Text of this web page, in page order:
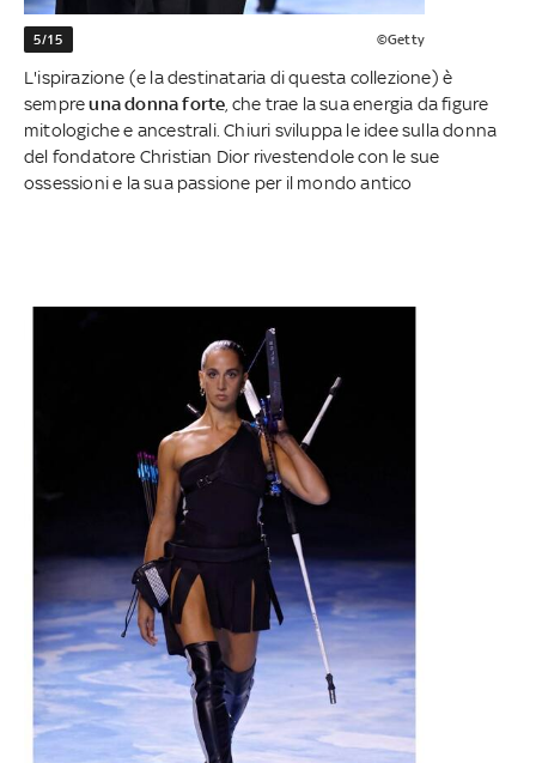
5/15 ©Getty
L'ispirazione (e la destinataria di questa collezione) è
sempreuna donna forte , che trae la sua energia da figure
mitologiche e ancestrali. Chiuri sviluppa le idee sulla donna
del fondatore Christian Dior rivestendole con le sue
ossessioni e la sua passione per il mondo antico